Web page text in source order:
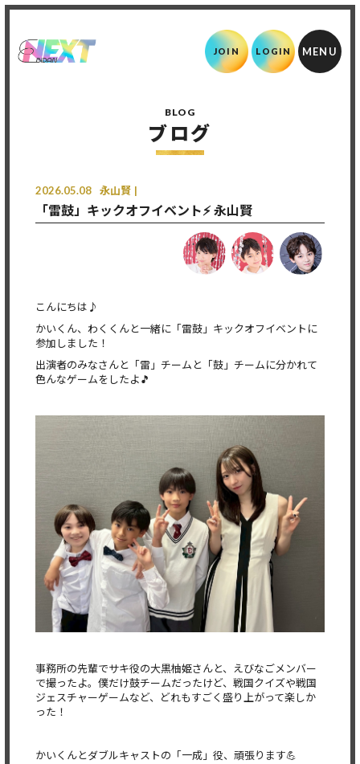
JOIN LOGIN
BLOG
ブログ
2026.05.08 永山賢
「雷鼓」キックオフイベント⚡️ 永山賢
こんにちは♪
かいくん、わくくんと一緒に「雷鼓」キックオフイベントに
参加しました！
出演者のみなさんと「雷」チームと「鼓」チームに分かれて
色んなゲームをしたよ🎵
事務所の先輩でサキ役の大黒柚姫さんと、えびなごメンバー
で撮ったよ。僕だけ鼓チームだったけど、戦国クイズや戦国
ジェスチャーゲームなど、どれもすごく盛り上がって楽しか
った！
かいくんとダブルキャストの「一成」役、頑張ります💪